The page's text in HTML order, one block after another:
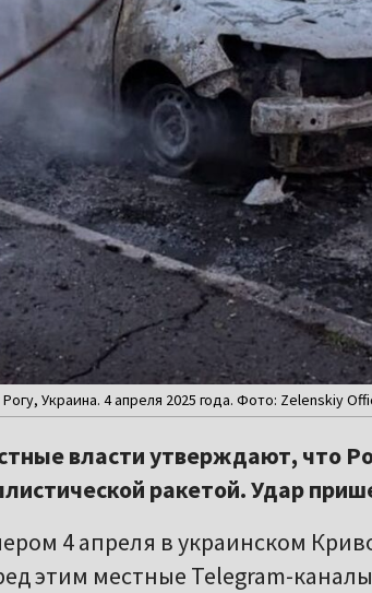
Украина. 4 апреля 2025 года. Фото: Zelenskiy
власти утверждают, что
ракетой. Удар
4 апреля в украинском
этим местные Telegram-